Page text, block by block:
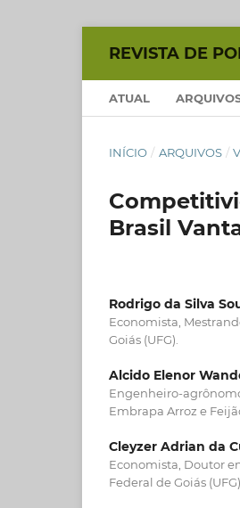
REVISTA DE
ATUAL
INÍCIO / ARQUIVOS /
Brasil
Rodrigo da Silva
Economista,
Goiás (UFG).
Alcido Elenor
Engenheiro-
Embrapa Arroz e
Cleyzer Adrian da
Economista, Doutor
Federal de Goiás (UFG).